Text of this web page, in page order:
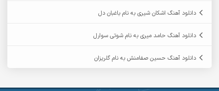
دانلود آهنگ اشکان شیری به نام باغبان دل
دانلود آهنگ حامد میری به نام شوتی سوارل
دانلود آهنگ حسین صفامنش به نام گلریزان